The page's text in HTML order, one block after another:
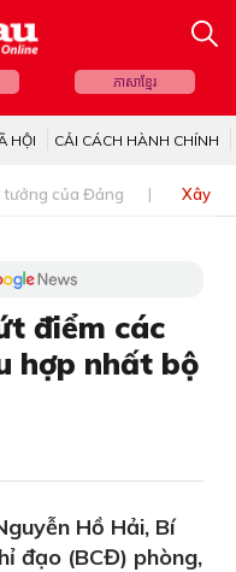
ភាសាខ្មែរ
HỘI CẢI CÁCH HÀNH CHÍNH
tưởng của Đảng Xây
điểm các
hợp nhất bộ
Hồ Hải, Bí
đạo (BCĐ) phòng,